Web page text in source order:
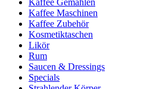
Kaffee Maschinen
Kaffee Zubehör
Kosmetiktaschen
Likör
Rum
Saucen & Dressings
Specials